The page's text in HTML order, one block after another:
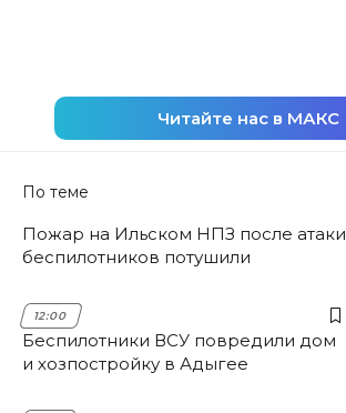
Читайте нас в МАКС
По теме
Пожар на Ильском НПЗ после атаки
беспилотников потушили
12:00
Беспилотники ВСУ повредили дом
и хозпостройку в Адыгее